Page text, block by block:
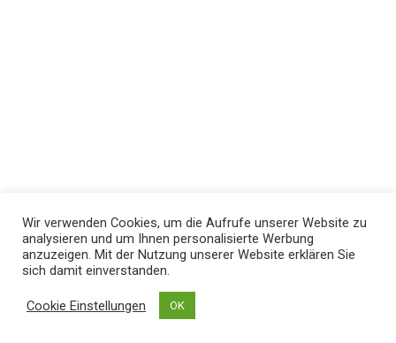
Wir verwenden Cookies, um die Aufrufe unserer Website zu
analysieren und um Ihnen personalisierte Werbung
anzuzeigen. Mit der Nutzung unserer Website erklären Sie
sich damit einverstanden.
Cookie Einstellungen OK